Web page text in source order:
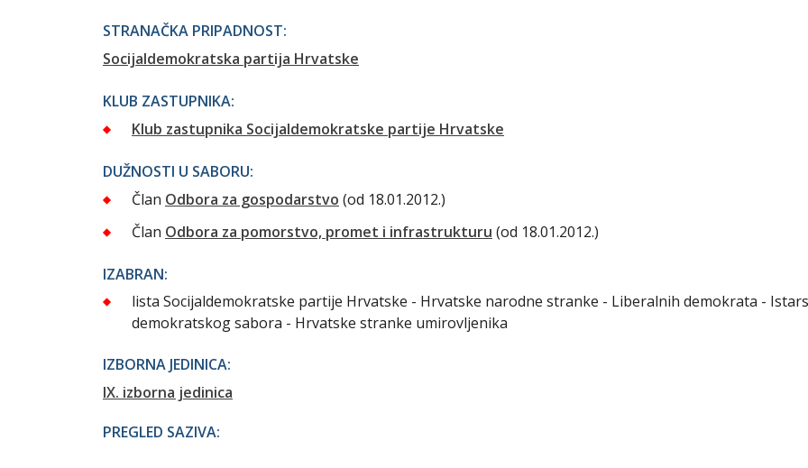
STRANAČKA PRIPADNOST:
Socijaldemokratska partija Hrvatske
KLUB ZASTUPNIKA:
Klub zastupnika Socijaldemokratske partije Hrvatske
DUŽNOSTI U SABORU:
Član Odbora za gospodarstvo (od 18.01.2012.)
Član Odbora za pomorstvo, promet i infrastrukturu (od 18.01.2012.)
IZABRAN:
lista Socijaldemokratske partije Hrvatske - Hrvatske narodne stranke - Liberalnih demokrata -
demokratskog sabora - Hrvatske stranke umirovljenika
IZBORNA JEDINICA:
IX. izborna jedinica
PREGLED SAZIVA: